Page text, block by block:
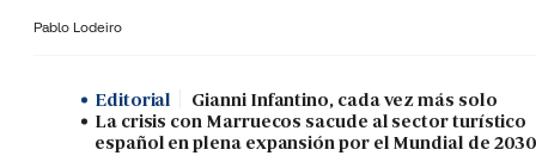
Pablo Lodeiro
Editorial
Gianni Infantino, cada vez más solo
La crisis con Marruecos sacude al sector turístico
español en plena expansión por el Mundial de